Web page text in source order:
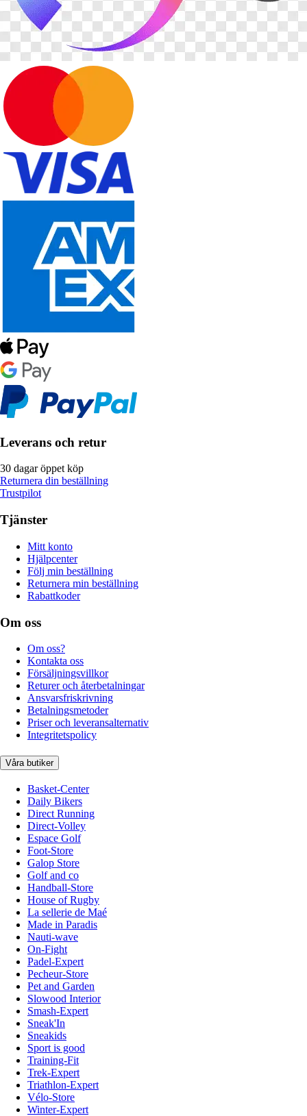
Leverans och retur
30 dagar öppet köp
Returnera din beställning
Trustpilot
Tjänster
Mitt konto
Hjälpcenter
Följ min beställning
Returnera min beställning
Rabattkoder
Om oss
Om oss?
Kontakta oss
Försäljningsvillkor
Returer och återbetalningar
Ansvarsfriskrivning
Betalningsmetoder
Priser och leveransalternativ
Integritetspolicy
Våra butiker
Basket-Center
Daily Bikers
Direct Running
Direct-Volley
Espace Golf
Foot-Store
Galop Store
Golf and co
Handball-Store
House of Rugby
La sellerie de Maé
Made in Paradis
Nauti-wave
On-Fight
Padel-Expert
Pecheur-Store
Pet and Garden
Slowood Interior
Smash-Expert
Sneak'In
Sneakids
Sport is good
Training-Fit
Trek-Expert
Triathlon-Expert
Vélo-Store
Winter-Expert